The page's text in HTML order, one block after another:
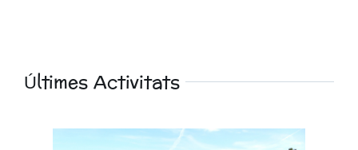
Últimes Activitats